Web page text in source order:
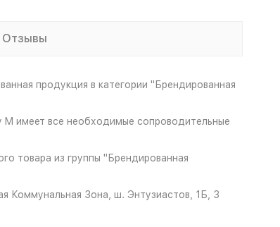
Отзывы
продукция в категории "Брендированная
M имеет все необходимые сопроводительные
товара из группы "Брендированная
Коммунальная Зона, ш. Энтузиастов, 1Б, 3